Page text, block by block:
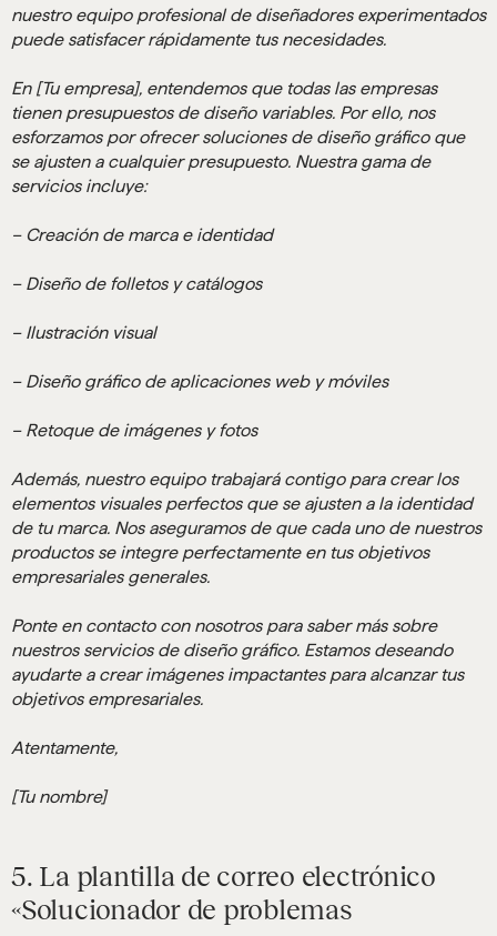
nuestro equipo profesional de diseñadores experimentados
puede satisfacer rápidamente tus necesidades.
En [Tu empresa], entendemos que todas las empresas
tienen presupuestos de diseño variables. Por ello, nos
esforzamos por ofrecer soluciones de diseño gráfico que
se ajusten a cualquier presupuesto. Nuestra gama de
servicios incluye:
– Creación de marca e identidad
– Diseño de folletos y catálogos
– Ilustración visual
– Diseño gráfico de aplicaciones web y móviles
– Retoque de imágenes y fotos
Además, nuestro equipo trabajará contigo para crear los
elementos visuales perfectos que se ajusten a la identidad
de tu marca. Nos aseguramos de que cada uno de nuestros
productos se integre perfectamente en tus objetivos
empresariales generales.
Ponte en contacto con nosotros para saber más sobre
nuestros servicios de diseño gráfico. Estamos deseando
ayudarte a crear imágenes impactantes para alcanzar tus
objetivos empresariales.
Atentamente,
[Tu nombre]
5. La plantilla de correo electrónico
«Solucionador de problemas